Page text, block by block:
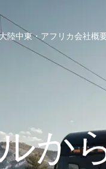
陸中東・アフリカ会社概
か